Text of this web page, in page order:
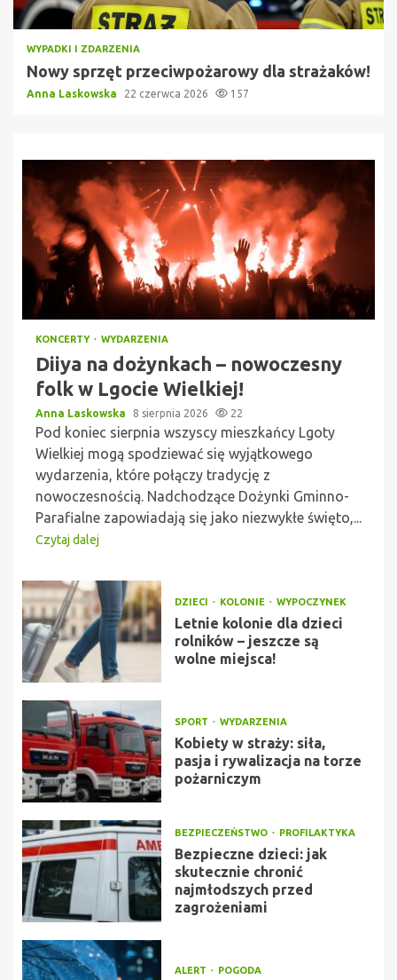
WYPADKI I ZDARZENIA
Nowy sprzęt przeciwpożarowy dla strażaków!
Anna Laskowska 22 czerwca 2026 157
KONCERTY WYDARZENIA
Diiya na dożynkach – nowoczesny
folk w Lgocie Wielkiej!
Anna Laskowska 8 sierpnia 2026 22
Pod koniec sierpnia wszyscy mieszkańcy Lgoty
Wielkiej mogą spodziewać się wyjątkowego
wydarzenia, które połączy tradycję z
nowoczesnością. Nadchodzące Dożynki Gminno-
Parafialne zapowiadają się jako niezwykłe święto,...
Czytaj dalej
DZIECI KOLONIE WYPOCZYNEK
Letnie kolonie dla dzieci
rolników – jeszcze są
wolne miejsca!
SPORT WYDARZENIA
Kobiety w straży: siła,
pasja i rywalizacja na torze
pożarniczym
BEZPIECZEŃSTWO PROFILAKTYKA
Bezpieczne dzieci: jak
skutecznie chronić
najmłodszych przed
zagrożeniami
ALERT POGODA